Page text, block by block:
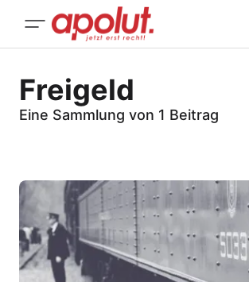
Freigeld
Eine Sammlung von 1 Beitrag